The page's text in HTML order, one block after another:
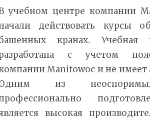
учебном центре компании
действовать курсы
кранах. Учебная
с учетом
Manitowoc и не имеет
из
высокая